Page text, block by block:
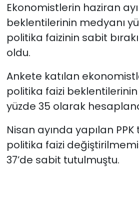
Ekonomistlerin haziran ayı
beklentilerinin medyanı
politika faizinin sabit
oldu.
Ankete katılan
politika faizi
yüzde 35 olarak
Nisan ayında yapılan
politika faizi
37’de sabit tutulmuştu.